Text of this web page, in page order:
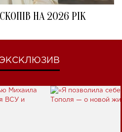
НА 2026 РІК